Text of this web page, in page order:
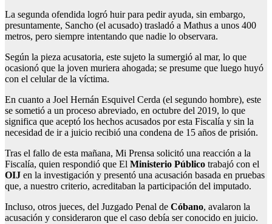
La segunda ofendida logró huir para pedir ayuda, sin embargo,
presuntamente, Sancho (el acusado) trasladó a Mathus a unos 400
metros, pero siempre intentando que nadie lo observara.
Según la pieza acusatoria, este sujeto la sumergió al mar, lo que
ocasionó que la joven muriera ahogada; se presume que luego huyó
con el celular de la víctima.
En cuanto a Joel Hernán Esquivel Cerda (el segundo hombre), este
se sometió a un proceso abreviado, en octubre del 2019, lo que
significa que aceptó los hechos acusados por esta Fiscalía y sin la
necesidad de ir a juicio recibió una condena de 15 años de prisión.
Tras el fallo de esta mañana, Mi Prensa solicitó una reacción a la
Fiscalía, quien respondió que El Ministerio Público trabajó con el
OIJ en la investigación y presentó una acusación basada en pruebas
que, a nuestro criterio, acreditaban la participación del imputado.
Incluso, otros jueces, del Juzgado Penal de Cóbano, avalaron la
acusación y consideraron que el caso debía ser conocido en juicio.